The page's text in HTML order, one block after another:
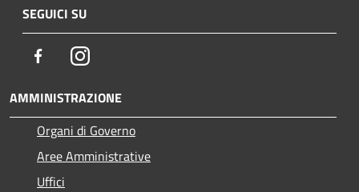
SEGUICI SU
FacebookInstagram
AMMINISTRAZIONE
Organi di Governo
Aree Amministrative
Uffici